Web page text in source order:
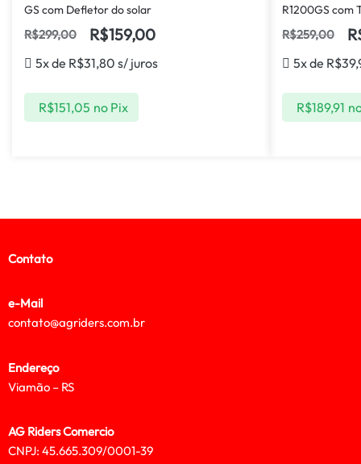
GS com Defletor do solar
R$299,00 R$159,00
5x de R$31,80 s/ juros
R$151,05 no Pix
R1200GS com
R$259,00
5x de R$
R$189,91
Contato
e-Mail
contato@agriders.com.br
Endereço
Viamão – RS
AG Riders Comercio
CNPJ: 45.665.309/0001-39